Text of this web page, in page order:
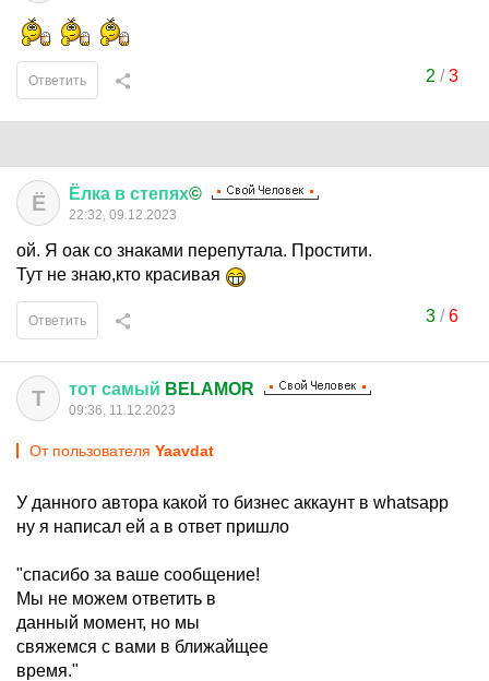
2/3
Ответить
Ё Ёлка в степях©
22:32, 09.12.2023
ой. Я оак со знаками перепутала. Простити.
Тут не знаю,кто красивая
3/6
Ответить
Т тот самый BELAMOR
09:36, 11.12.2023
От пользователя Yaavdat
У данного автора какой то бизнес аккаунт в whatsapp
ну я написал ей а в ответ пришло
"спасибо за ваше сообщение!
Мы не можем ответить в
данный момент, но мы
свяжемся с вами в ближайщее
время."